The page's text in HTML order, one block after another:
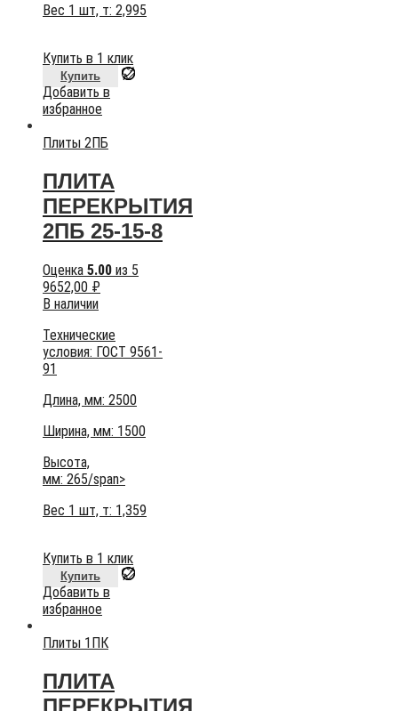
Вес 1 шт, т: 2,995
Купить в 1 клик
Купить
Добавить в
избранное
Плиты 2ПБ
ПЛИТА
ПЕРЕКРЫТИЯ
2ПБ 25-15-8
Оценка 5.00 из 5
9652,00 ₽
В наличии
Технические
условия: ГОСТ 9561-
91
Длина, мм: 2500
Ширина, мм: 1500
Высота,
мм: 265/span>
Вес 1 шт, т: 1,359
Купить в 1 клик
Купить
Добавить в
избранное
Плиты 1ПК
ПЛИТА
ПЕРЕКРЫТИЯ